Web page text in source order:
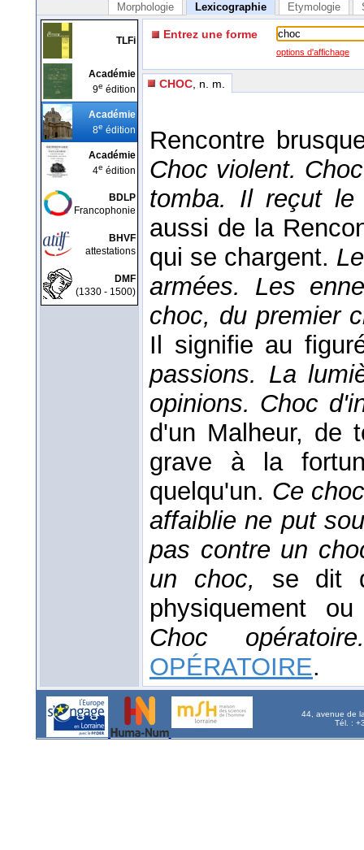
Morphologie Lexicographie Etymologie
TLFi
Académie
9e édition
Académie
8e édition
Académie
4e édition
BDLP
Francophonie
BHVF
attestations
DMF
(1330 - 1500)
Entrez une forme
options d'affichage
CHOC , n. m.
Rencontre
Choc violent.
tomba. Il reçut
aussi de la
qui se chargent.
armées. Les
choc, du premier
Il signifie au
passions. La
opinions. Choc
d'un Malheur, de
grave à la
quelqu'un. Ce
affaiblie ne put
pas contre un
un choc, se dit
physiquement
Choc
OPÉRATOIRE.
44, avenue de
Tél. :